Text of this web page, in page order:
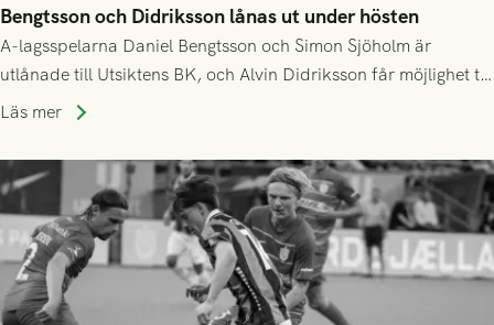
Bengtsson och Didriksson lånas ut under hösten
A-lagsspelarna Daniel Bengtsson och Simon Sjöholm är
utlånade till Utsiktens BK, och Alvin Didriksson får möjlighet till
speltid i Hestrafors genom föreningssamarbete.
Läs mer